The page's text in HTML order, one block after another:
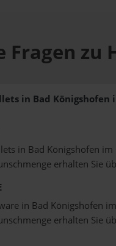
Fragen zu
in Bad Königshofen
in Bad Königshofen
erhalten Sie
in Bad Königshofen
erhalten Sie